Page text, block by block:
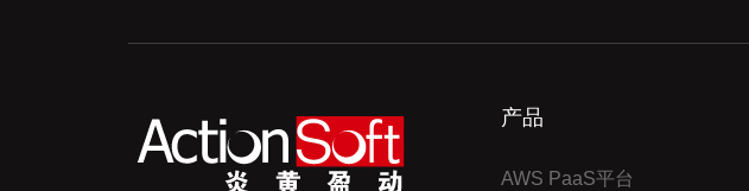
产品
AWS PaaS平台